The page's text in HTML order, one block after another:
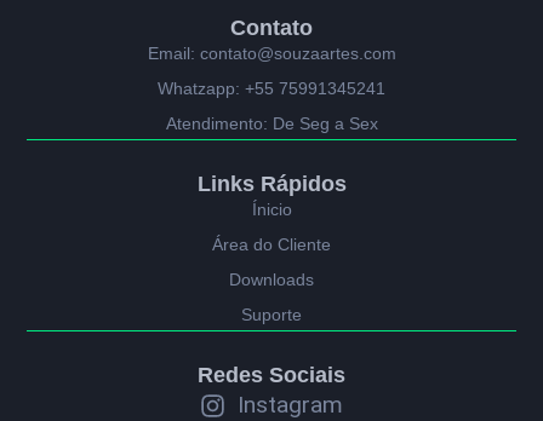
Contato
Email: contato@souzaartes.com
Whatzapp: +55 75991345241
Atendimento: De Seg a Sex
Redes Sociais
Instagram
Links Rápidos
Ínicio
Área do Cliente
Downloads
Suporte